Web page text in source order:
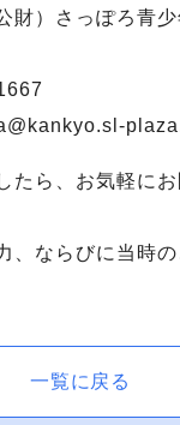
財）さっぽろ青
たら、お気軽に
、ならびに当時
一覧に戻る